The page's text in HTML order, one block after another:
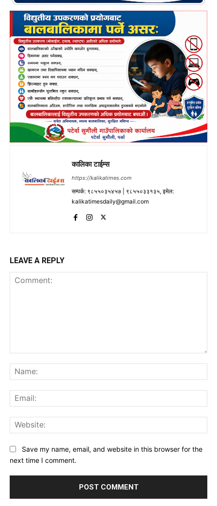
कालिका टाईम्स
https://kalikatimes.com
सम्पर्क: ९८५५०३५४५७ | ९८५५०३३१३५, इमेल:
kalikatimesdaily@gmail.com
LEAVE A REPLY
Save my name, email, and website in this browser for the
next time I comment.